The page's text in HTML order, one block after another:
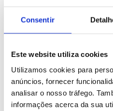
Consentir
Este website utiliza cookies
Utilizamos cookies para
anúncios, fornecer
analisar o nosso tráfego.
informações acerca da sua
dedicada ao deus Xiva
ID: 47557483 Data: 03/08/2026 09:00
12 IMAGENS